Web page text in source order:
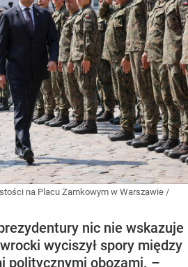
na Placu Zamkowym w Warszawie /
nic nie wskazuje
wyciszył spory między
politycznymi obozami. –